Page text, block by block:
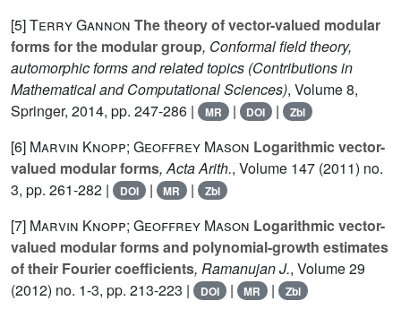
[5]Terry Gannon The theory of vector-valued modular
forms for the modular group, Conformal field theory,
automorphic forms and related topics (Contributions in
Mathematical and Computational Sciences), Volume 8,
Springer, 2014, pp. 247-286 |
MR | DOI | Zbl
[6] Marvin Knopp; Geoffrey Mason Logarithmic vector-
valued modular forms, Acta Arith., Volume 147 (2011) no.
3, pp. 261-282 |
DOI | MR | Zbl
[7] Marvin Knopp; Geoffrey Mason Logarithmic vector-
valued modular forms and polynomial-growth estimates
of their Fourier coefficients, Ramanujan J., Volume 29
(2012) no. 1-3, pp. 213-223 |
DOI | MR | Zbl